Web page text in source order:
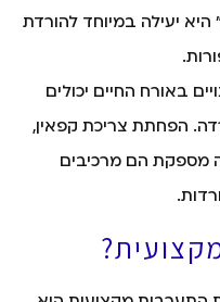
יעילה במיוחד להורדת
באורח החיים יכולים
הפחתת צריכת קפאין,
מספקת הם מרכיבים